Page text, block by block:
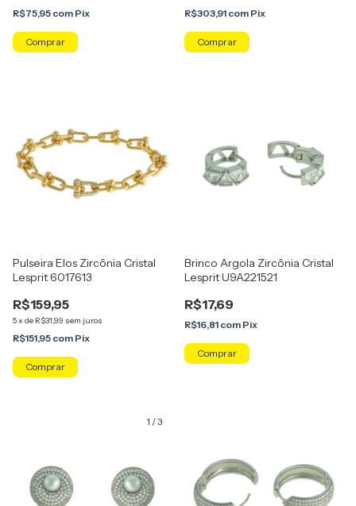
R$75,95 com Pix R$303,91 com Pix
Comprar
Pulseira Elos Zircônia Cristal
Lesprit 6017613
R$159,95
5x de R$31,99 sem juros
R$151,95 com Pix
Comprar
Brinco Argola Zircônia Cristal
Lesprit U9A221521
R$17,69
R$16,81 com Pix
1 /3